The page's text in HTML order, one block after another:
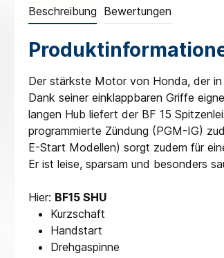
Beschreibung Bewertungen
Der stärkste Motor von Honda, der
Dank seiner einklappbaren Griffe
langen Hub liefert der BF 15
programmierte Zündung (PGM-IG)
E-Start Modellen) sorgt zudem für
Er ist leise, sparsam und besonders
Hier: BF15 SHU
Kurzschaft
Handstart
Drehgaspinne